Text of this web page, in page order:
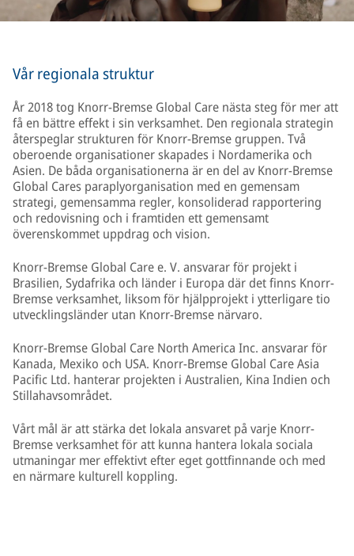
Vår regionala struktur
År 2018 tog Knorr-Bremse Global Care nästa steg för mer att
få en bättre effekt i sin verksamhet. Den regionala strategin
återspeglar strukturen för Knorr-Bremse gruppen. Två
oberoende organisationer skapades i Nordamerika och
Asien. De båda organisationerna är en del av Knorr-Bremse
Global Cares paraplyorganisation med en gemensam
strategi, gemensamma regler, konsoliderad rapportering
och redovisning och i framtiden ett gemensamt
överenskommet uppdrag och vision.
Knorr-Bremse Global Care e. V. ansvarar för projekt i
Brasilien, Sydafrika och länder i Europa där det finns Knorr-
Bremse verksamhet, liksom för hjälpprojekt i ytterligare tio
utvecklingsländer utan Knorr-Bremse närvaro.
Knorr-Bremse Global Care North America Inc. ansvarar för
Kanada, Mexiko och USA. Knorr-Bremse Global Care Asia
Pacific Ltd. hanterar projekten i Australien, Kina Indien och
Stillahavsområdet.
Vårt mål är att stärka det lokala ansvaret på varje Knorr-
Bremse verksamhet för att kunna hantera lokala sociala
utmaningar mer effektivt efter eget gottfinnande och med
en närmare kulturell koppling.